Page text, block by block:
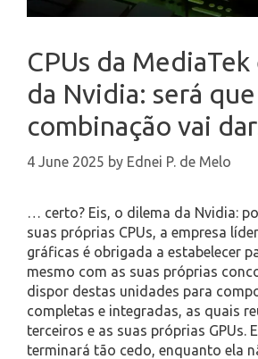
CPUs da MediaTek
da Nvidia: será
combinação vai
4 June 2025 by Ednei P. de Melo
… certo? Eis, o dilema da Nvidia:
suas próprias CPUs, a empresa
gráficas é obrigada a estabelecer
mesmo com as suas próprias
dispor destas unidades para
completas e integradas, as quais
terceiros e as suas próprias GPUs.
terminará tão cedo, enquanto ela